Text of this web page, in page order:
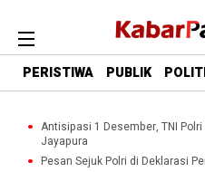
PERISTIWA PUBLIK
Antisipasi 1 Desember, TNI
Jayapura
Pesan Sejuk Polri di Deklarasi